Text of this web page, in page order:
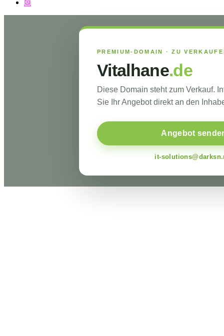
PREMIUM-DOMAIN · ZU
Vitalhane.de
Diese Domain steht zum Verkauf.
Sie Ihr Angebot direkt an den
Angebot
it-